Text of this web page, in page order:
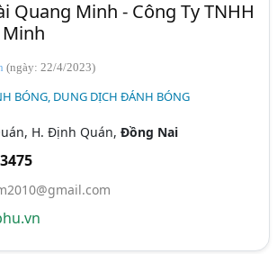
Quang Minh - Công Ty TNHH
(ngày: 22/4/2023)
BÓNG, DUNG DỊCH ĐÁNH BÓNG
H. Định Quán,Đồng Nai